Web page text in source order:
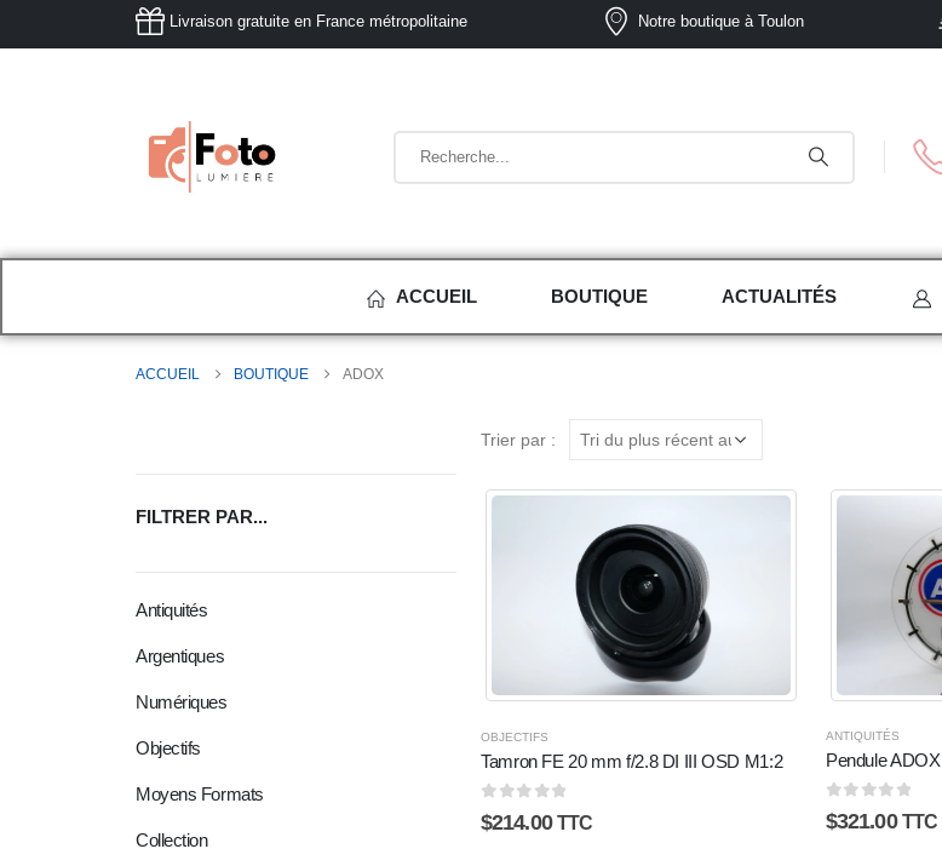
Notre boutique à Toulon
Livraison gratuite en France métropolitaine
ACCUEIL BOUTIQUE ACTUALITÉS
ACCUEIL BOUTIQUE ADOX
Trier par :
OBJECTIFS
Tamron FE 20 mm f/2.8 DI III OSD M1:2
0
$214.00 TTC
ANTIQUITÉS
Pendule ADOX
0 sur 5
$321.00 TTC
FILTRER PAR...
Antiquités
Argentiques
Numériques
Objectifs
Moyens Formats
Collection